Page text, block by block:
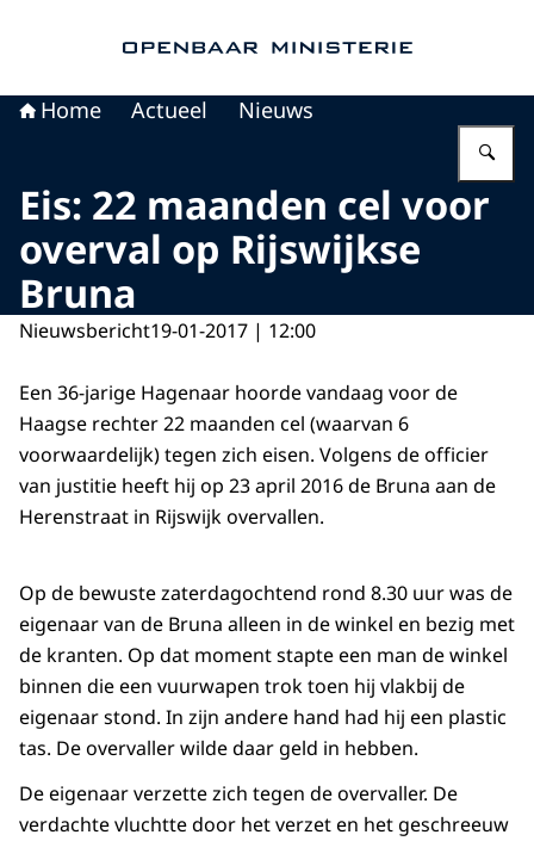
Home Actueel Nieuws
Eis: 22 maanden cel voor
overval op Rijswijkse
Bruna
Nieuwsbericht19-01-2017 | 12:00
Een 36-jarige Hagenaar hoorde vandaag voor de
Haagse rechter 22 maanden cel (waarvan 6
voorwaardelijk) tegen zich eisen. Volgens de officier
van justitie heeft hij op 23 april 2016 de Bruna aan de
Herenstraat in Rijswijk overvallen.
Op de bewuste zaterdagochtend rond 8.30 uur was de
eigenaar van de Bruna alleen in de winkel en bezig met
de kranten. Op dat moment stapte een man de winkel
binnen die een vuurwapen trok toen hij vlakbij de
eigenaar stond. In zijn andere hand had hij een plastic
tas. De overvaller wilde daar geld in hebben.
De eigenaar verzette zich tegen de overvaller. De
verdachte vluchtte door het verzet en het geschreeuw